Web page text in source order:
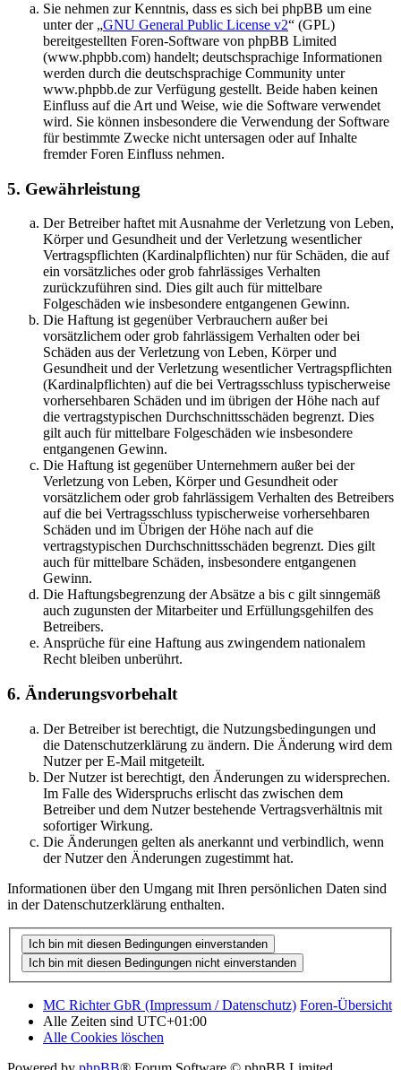
Sie nehmen zur Kenntnis, dass es sich bei phpBB um eine
unter der „GNU General Public License v2“ (GPL)
bereitgestellten Foren-Software von phpBB Limited
(www.phpbb.com) handelt; deutschsprachige Informationen
werden durch die deutschsprachige Community unter
www.phpbb.de zur Verfügung gestellt. Beide haben keinen
Einfluss auf die Art und Weise, wie die Software verwendet
wird. Sie können insbesondere die Verwendung der Software
für bestimmte Zwecke nicht untersagen oder auf Inhalte
fremder Foren Einfluss nehmen.
5. Gewährleistung
Der Betreiber haftet mit Ausnahme der Verletzung von Leben,
Körper und Gesundheit und der Verletzung wesentlicher
Vertragspflichten (Kardinalpflichten) nur für Schäden, die auf
ein vorsätzliches oder grob fahrlässiges Verhalten
zurückzuführen sind. Dies gilt auch für mittelbare
Folgeschäden wie insbesondere entgangenen Gewinn.
Die Haftung ist gegenüber Verbrauchern außer bei
vorsätzlichem oder grob fahrlässigem Verhalten oder bei
Schäden aus der Verletzung von Leben, Körper und
Gesundheit und der Verletzung wesentlicher Vertragspflichten
(Kardinalpflichten) auf die bei Vertragsschluss typischerweise
vorhersehbaren Schäden und im übrigen der Höhe nach auf
die vertragstypischen Durchschnittsschäden begrenzt. Dies
gilt auch für mittelbare Folgeschäden wie insbesondere
entgangenen Gewinn.
Die Haftung ist gegenüber Unternehmern außer bei der
Verletzung von Leben, Körper und Gesundheit oder
vorsätzlichem oder grob fahrlässigem Verhalten des Betreibers
auf die bei Vertragsschluss typischerweise vorhersehbaren
Schäden und im Übrigen der Höhe nach auf die
vertragstypischen Durchschnittsschäden begrenzt. Dies gilt
auch für mittelbare Schäden, insbesondere entgangenen
Gewinn.
Die Haftungsbegrenzung der Absätze a bis c gilt sinngemäß
auch zugunsten der Mitarbeiter und Erfüllungsgehilfen des
Betreibers.
Ansprüche für eine Haftung aus zwingendem nationalem
Recht bleiben unberührt.
6. Änderungsvorbehalt
Der Betreiber ist berechtigt, die Nutzungsbedingungen und
die Datenschutzerklärung zu ändern. Die Änderung wird dem
Nutzer per E-Mail mitgeteilt.
Der Nutzer ist berechtigt, den Änderungen zu widersprechen.
Im Falle des Widerspruchs erlischt das zwischen dem
Betreiber und dem Nutzer bestehende Vertragsverhältnis mit
sofortiger Wirkung.
Die Änderungen gelten als anerkannt und verbindlich, wenn
der Nutzer den Änderungen zugestimmt hat.
Informationen über den Umgang mit Ihren persönlichen Daten sind
in der Datenschutzerklärung enthalten.
MC Richter GbR (Impressum / Datenschutz) Foren-Übersicht
Alle Zeiten sind UTC+01:00
Alle Cookies löschen